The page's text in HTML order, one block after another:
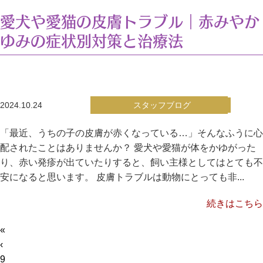
愛犬や愛猫の皮膚トラブル｜赤みやか
ゆみの症状別対策と治療法
2024.10.24 スタッフブログ
「最近、うちの子の皮膚が赤くなっている…」そんなふうに心
配されたことはありませんか？ 愛犬や愛猫が体をかゆがった
り、赤い発疹が出ていたりすると、飼い主様としてはとても不
安になると思います。 皮膚トラブルは動物にとっても非...
続きはこちら
«
‹
9